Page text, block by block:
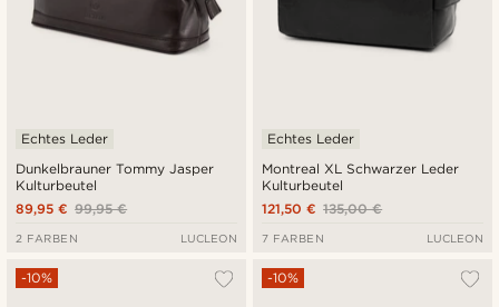
Dunkelbrauner Tommy Jasper
Kulturbeutel
Echtes Leder
99,95 €
89,95 €
2 FARBEN LUCLEON
Montreal XL Schwarzer Leder
Kulturbeutel
Echtes Leder
135,00 €
121,50 €
7 FARBEN LUCLEON
-10% -10%